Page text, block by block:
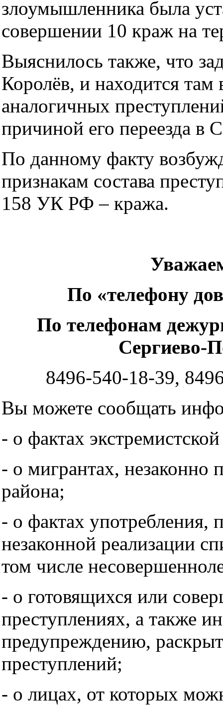
злоумышленника была
совершении 10 краж на
Выяснилось также, что
Королёв, и находится там
аналогичных
причиной его переезда в
По данному факту
признакам состава
158 УК РФ – кража.
По «телефону
По телефонам
Сергиево-
8496-540-18-39,
Вы можете сообщать
- о фактах
- о мигрантах,
района;
- о фактах употребления,
незаконной реализации
том числе
- о готовящихся или
преступлениях, а также
предупреждению,
преступлений;
- о лицах, от которых